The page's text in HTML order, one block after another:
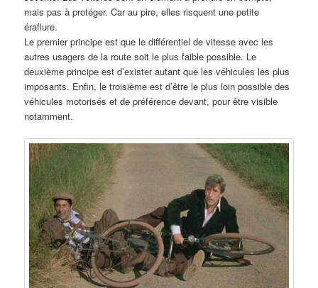
mais pas à protéger. Car au pire, elles risquent une petite
éraflure.
Le premier principe est que le différentiel de vitesse avec les
autres usagers de la route soit le plus faible possible. Le
deuxième principe est d’exister autant que les véhicules les plus
imposants. Enfin, le troisième est d’être le plus loin possible des
véhicules motorisés et de préférence devant, pour être visible
notamment.